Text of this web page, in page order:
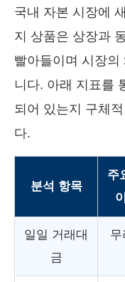
국내 자본 시장에
지 상품은 상장과
빨아들이며 시장의
니다. 아래 지표를
되어 있는지 구체
다.
분석 항목
주
일일 거래대
금
무